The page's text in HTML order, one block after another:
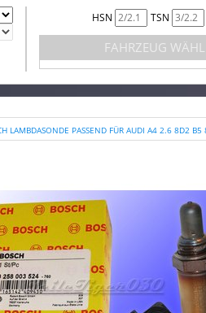
HSN TSN
FAHRZEUG
LAMBDASONDE PASSEND FÜR AUDI A4 2.6 8D2